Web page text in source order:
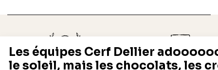
Depuis 1932 Livraison rapide 24/48h